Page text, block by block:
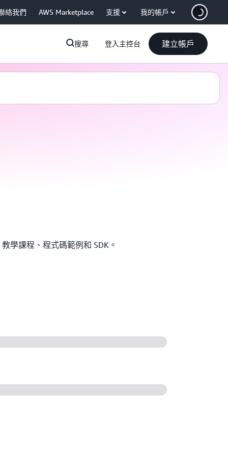
絡我們 AWS Marketplace 支援 我的帳戶
搜尋 登入主控台 建立帳戶
學課程、程式碼範例和 SDK。